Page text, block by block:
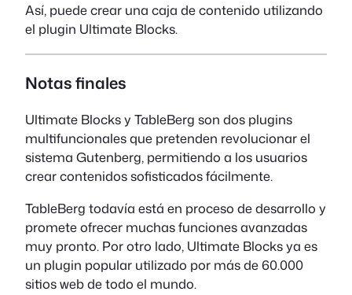
Así, puede crear una caja de contenido utilizando
el plugin Ultimate Blocks.
Notas finales
Ultimate Blocks y TableBerg son dos plugins
multifuncionales que pretenden revolucionar el
sistema Gutenberg, permitiendo a los usuarios
crear contenidos sofisticados fácilmente.
TableBerg todavía está en proceso de desarrollo y
promete ofrecer muchas funciones avanzadas
muy pronto. Por otro lado, Ultimate Blocks ya es
un plugin popular utilizado por más de 60.000
sitios web de todo el mundo.